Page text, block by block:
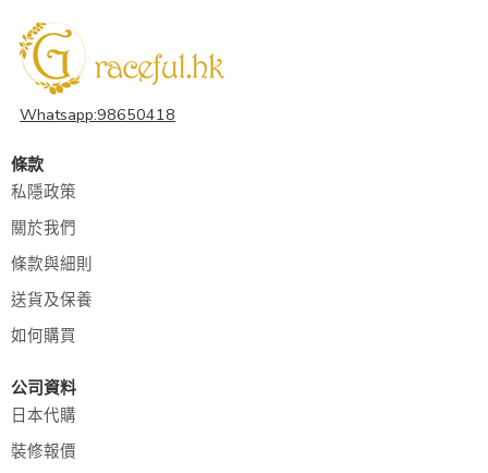
Whatsapp:98650418
條款
私隱政策
關於我們
條款與細則
送貨及保養
如何購買
公司資料
日本代購
裝修報價